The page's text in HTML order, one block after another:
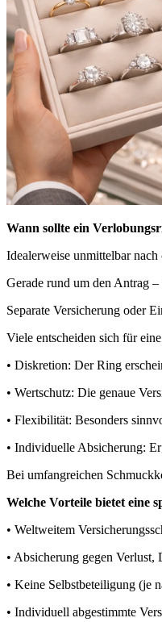
Wann sollte ein
Idealerweise unmittelbar
Gerade rund um den Antrag
Separate Versicherung oder
Viele entscheiden sich für
• Diskretion: Der Ring
• Wertschutz: Die genaue
• Flexibilität: Besonders
• Individuelle Absicherung:
Bei umfangreichen
Welche Vorteile bietet eine
• Weltweitem
• Absicherung gegen
• Keine Selbstbeteiligung (je
• Individuell abgestimmte